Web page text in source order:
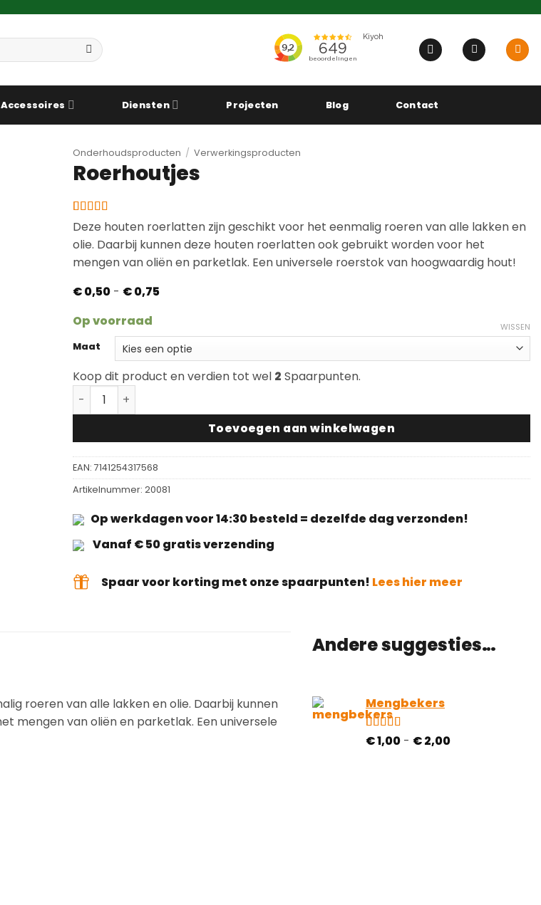
Accessoires Diensten Projecten Blog Contact
Onderhoudsproducten / Verwerkingsproducten
Roerhoutjes
Gewaardeerd
4.67op 5
gebaseerd
op
3
klantbeoordelingen
Deze houten roerlatten zijn geschikt voor het eenmalig roeren van alle lakken en
olie. Daarbij kunnen deze houten roerlatten ook gebruikt worden voor het
mengen van oliën en parketlak. Een universele roerstok van hoogwaardig hout!
€0,50 - €0,75Prijsklasse:
Op voorraad
Maat
WISSEN
Koop dit product en verdien tot wel 2 Spaarpunten.
Roerhoutjes aantal
Toevoegen aan winkelwagen
EAN: 7141254317568
Artikelnummer: 20081
Op werkdagen voor 14:30 besteld = dezelfde dag verzonden!
Vanaf € 50 gratis verzending
Spaar voor korting met onze spaarpunten! Lees hier meer
roeren van alle lakken en olie. Daarbij kunnen
mengen van oliën en parketlak. Een universele
Andere suggesties…
Mengbekers
Gewaardeerd
4.50
4
€1,00 - €2,00Prijsklasse: